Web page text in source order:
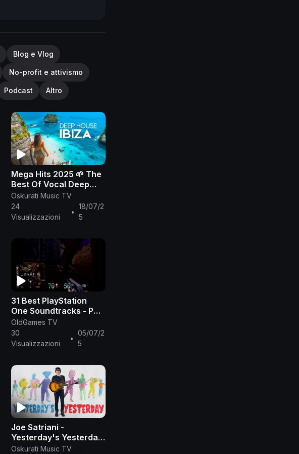
Blog e Vlog
No-profit e attivismo
Podcast Altro
Mega Hits 2025 🌱 The
Best Of Vocal Deep
House Music Mix 2025
🌱 Summer Music Mix
2025 #4
Oskurati Music TV
24
Visualizzazioni
•
18/07/2
5
31 Best PlayStation
One Soundtracks - PS
One [PSX] Music
Tribute
OldGames TV
30
Visualizzazioni
•
05/07/2
5
Joe Satriani -
Yesterday's Yesterday
(Official Music Video)
Oskurati Music TV